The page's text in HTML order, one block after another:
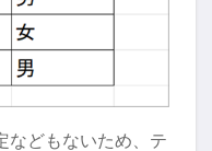
などもないため、テ